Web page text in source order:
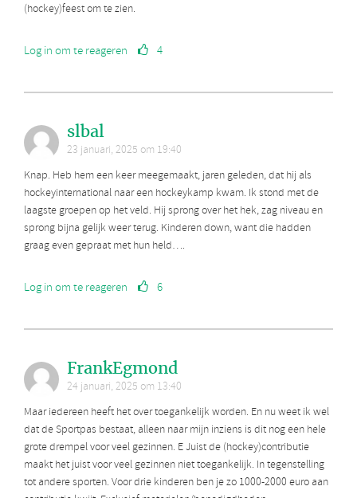
(hockey)feest om te zien.
Log in om te reageren 4
slbal
23 januari, 2025 om 19:40
Knap. Heb hem een keer meegemaakt, jaren geleden, dat hij als
hockeyinternational naar een hockeykamp kwam. Ik stond met de
laagste groepen op het veld. Hij sprong over het hek, zag niveau en
sprong bijna gelijk weer terug. Kinderen down, want die hadden
graag even gepraat met hun held….
Log in om te reageren 6
FrankEgmond
24 januari, 2025 om 13:40
Maar iedereen heeft het over toegankelijk worden. En nu weet ik wel
dat de Sportpas bestaat, alleen naar mijn inziens is dit nog een hele
grote drempel voor veel gezinnen. E Juist de (hockey)contributie
maakt het juist voor veel gezinnen niet toegankelijk. In tegenstelling
tot andere sporten. Voor drie kinderen ben je zo 1000-2000 euro aan